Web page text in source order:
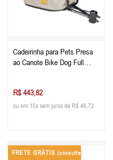
Cadeirinha para Pets Presa
ao Canote Bike Dog Full
R$ 443,82
ou em 10x sem juros de R$ 46,72
FRETE GRÁTIS (consulte